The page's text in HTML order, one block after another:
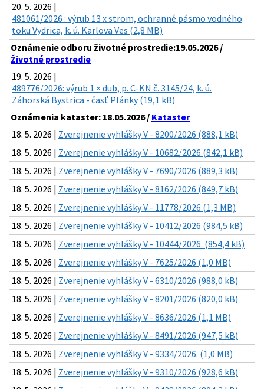
20. 5. 2026 |
481061/2026 : výrub 13 x strom, ochranné pásmo vodného
toku Vydrica, k. ú. Karlova Ves (2,8 MB)
Oznámenie odboru životné prostredie:19.05.2026 /
Životné prostredie
19. 5. 2026 |
489776/2026: výrub 1 × dub, p. C-KN č. 3145/24, k. ú.
Záhorská Bystrica - časť Plánky (19,1 kB)
Oznámenia kataster: 18.05.2026 / Kataster
18. 5. 2026 | Zverejnenie vyhlášky V - 8200/2026 (888,1 kB)
18. 5. 2026 | Zverejnenie vyhlášky V - 10682/2026 (842,1 kB)
18. 5. 2026 | Zverejnenie vyhlášky V - 7690/2026 (889,3 kB)
18. 5. 2026 | Zverejnenie vyhlášky V - 8162/2026 (849,7 kB)
18. 5. 2026 | Zverejnenie vyhlášky V - 11778/2026 (1,3 MB)
18. 5. 2026 | Zverejnenie vyhlášky V - 10412/2026 (984,5 kB)
18. 5. 2026 | Zverejnenie vyhlášky V - 10444/2026. (854,4 kB)
18. 5. 2026 | Zverejnenie vyhlášky V - 7625/2026 (1,0 MB)
18. 5. 2026 | Zverejnenie vyhlášky V - 6310/2026 (988,0 kB)
18. 5. 2026 | Zverejnenie vyhlášky V - 8201/2026 (820,0 kB)
18. 5. 2026 | Zverejnenie vyhlášky V - 8636/2026 (1,1 MB)
18. 5. 2026 | Zverejnenie vyhlášky V - 8491/2026 (947,5 kB)
18. 5. 2026 | Zverejnenie vyhlášky V - 9334/2026. (1,0 MB)
18. 5. 2026 | Zverejnenie vyhlášky V - 9310/2026 (928,6 kB)